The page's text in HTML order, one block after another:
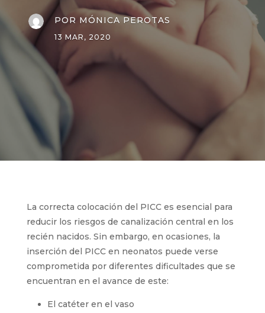
POR MÓNICA PEROTAS
13 MAR, 2020
La correcta colocación del PICC es esencial para
reducir los riesgos de canalización central en los
recién nacidos. Sin embargo, en ocasiones, la
inserción del PICC en neonatos puede verse
comprometida por diferentes dificultades que se
encuentran en el avance de este:
El catéter en el vaso